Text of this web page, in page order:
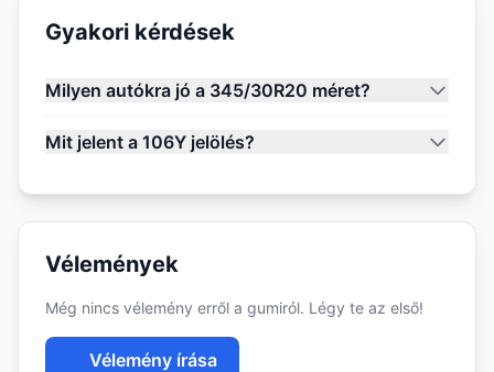
Gyakori kérdések
Milyen autókra jó a 345/30R20 méret?
Mit jelent a 106Y jelölés?
Vélemények
Még nincs vélemény erről a gumiról. Légy te az első!
Vélemény írása